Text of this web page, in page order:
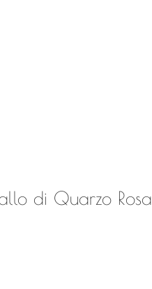
di Quarzo Rosa